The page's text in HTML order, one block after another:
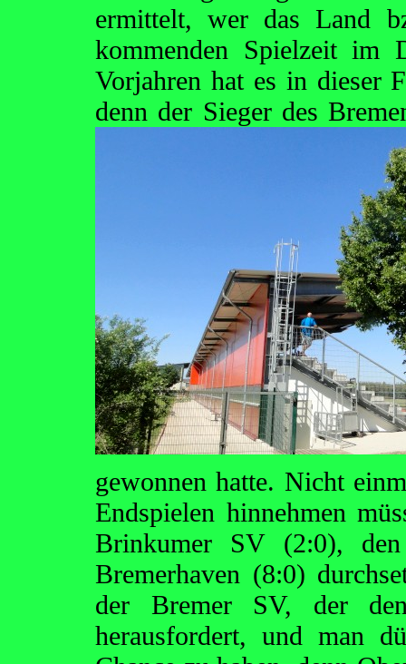
ermittelt, wer das Land
kommenden Spielzeit im
Vorjahren hat es in dieser
denn der Sieger des
gewonnen hatte. Nicht
Endspielen hinnehmen
Brinkumer SV (2:0),
Bremerhaven (8:0)
der Bremer SV, der
herausfordert, und man